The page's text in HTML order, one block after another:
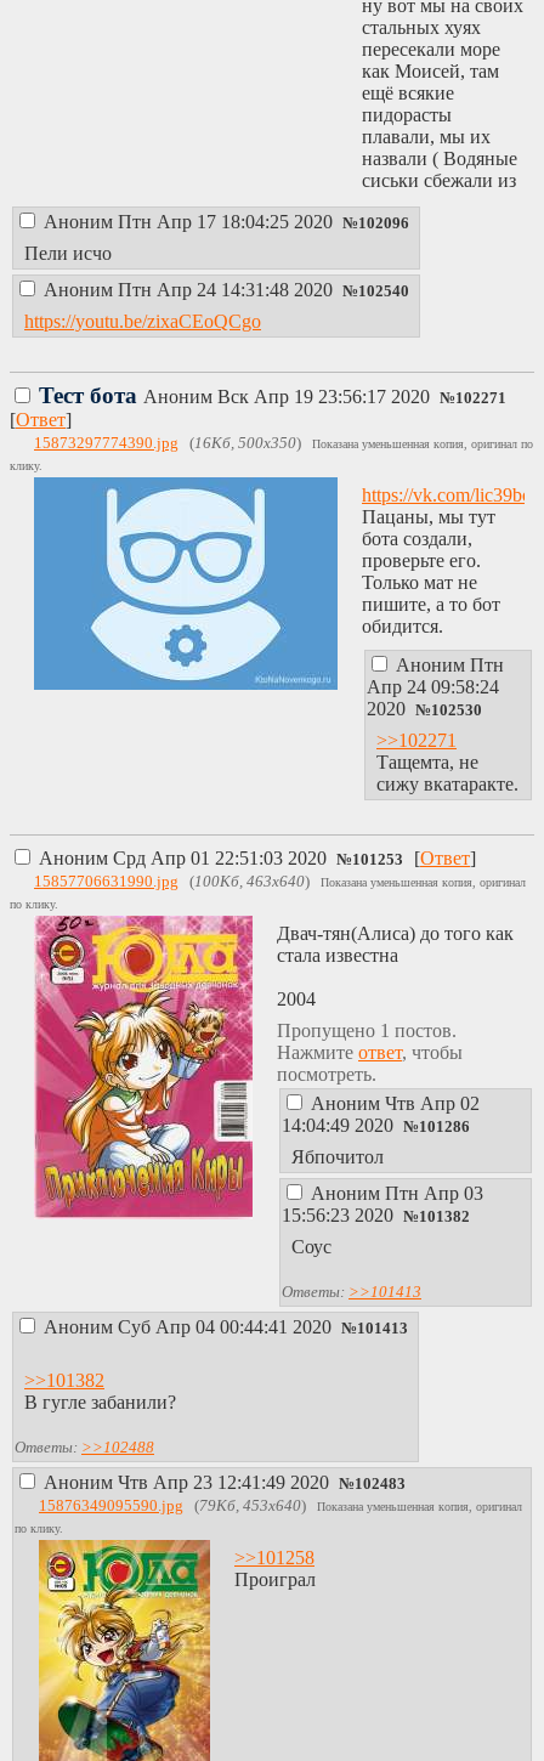
ну вот мы на своих
стальных хуях
пересекали море
как Моисей, там
ещё всякие
пидорасты
плавали, мы их
назвали ( Водяные
сиськи сбежали из
Чернобляди ), они
ещё до нас
мы подрубали
мочевые пузыри и
сладко, а они
сперма и они её
обмазовали по
ну, мы и ахуели как
решили сделать это
море жёлтым,
подрубили
мочевые читы и
нассыли на всё
море, а эти
пидорасты так
обрадовались, что
аж всю мочу с
морской спермой
выпили и здохли,
реакций
Братишкичя. Зря...
Эх, зря они эту
И тут пришёл сам
Братишкич, он
появился из
стоял на воде, мы
ахуели и сказали
ему: ( Ага, на
попробуй как мы
великие
стоять на хуе на
воде!) И тут
расстегнул
ширинку, взял
вейп из жепы и
шиндэру! ) и он
типо упал и вот он
как и мы стоит на
и ебали его во все
сиськи и говорили:
( Мы тебе
Аноним Птн Апр 17 18:04:25 2020 №102096
Пели исчо
Аноним Птн Апр 24 14:31:48 2020 №102540
https://youtu.be/zixaCEoQCgo
Тест бота Аноним Вск Апр 19 23:56:17 2020 №102271
[Ответ]
15873297774390.jpg (16Кб, 500x350)
Показана уменьшенная копия, оригинал по
клику.
https://vk.com/lic39bot
Пацаны, мы тут
бота создали,
проверьте его.
Только мат не
пишите, а то бот
обидится.
Аноним Птн
Апр 24 09:58:24
2020 №102530
>>102271
Тащемта, не
сижу вкатаракте.
Аноним Срд Апр 01 22:51:03 2020 №101253 [Ответ]
15857706631990.jpg (100Кб, 463x640)
Показана уменьшенная копия, оригинал
по клику.
Двач-тян(Алиса) до того как
стала известна
2004
Пропущено 1 постов.
Нажмите ответ, чтобы
посмотреть.
Аноним Чтв Апр 02
14:04:49 2020 №101286
Ябпочитол
Аноним Птн Апр 03
15:56:23 2020 №101382
Соус
Ответы: >>101413
Аноним Суб Апр 04 00:44:41 2020 №101413
>>101382
В гугле забанили?
Ответы: >>102488
Аноним Чтв Апр 23 12:41:49 2020 №102483
15876349095590.jpg (79Кб, 453x640)
Показана уменьшенная копия, оригинал
по клику.
>>101258
Проиграл